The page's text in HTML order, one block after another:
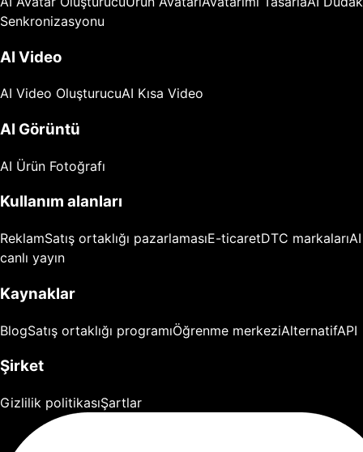
Senkronizasyonu
AI Video
AI Video OluşturucuAI Kısa Video
AI Görüntü
AI Ürün Fotoğrafı
Kullanım alanları
ReklamSatış ortaklığı pazarlamasıE-ticaretDTC markalarıAI
canlı yayın
Kaynaklar
BlogSatış ortaklığı programıÖğrenme merkeziAlternatifAPI
Şirket
Gizlilik politikasıŞartlar